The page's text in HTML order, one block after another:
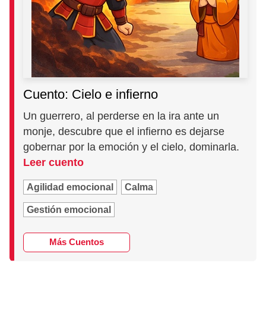
Cuento: Cielo e infierno
Un guerrero, al perderse en la ira ante un
monje, descubre que el infierno es dejarse
gobernar por la emoción y el cielo, dominarla.
Leer cuento
Agilidad emocional Calma
Gestión emocional
Más Cuentos